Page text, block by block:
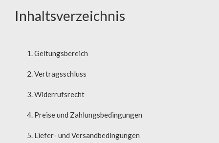
Inhaltsverzeichnis
Geltungsbereich
Vertragsschluss
Widerrufsrecht
Preise und Zahlungsbedingungen
Liefer- und Versandbedingungen